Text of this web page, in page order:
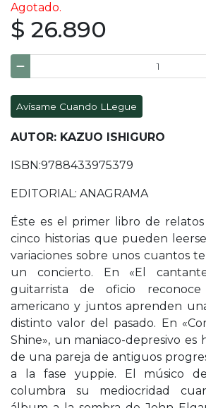
Agotado.
$ 26.890
Avísame Cuando LLegue
AUTOR: KAZUO ISHIGURO
ISBN:9788433975379
EDITORIAL: ANAGRAMA
Éste es el primer libro de
cinco historias que pueden
variaciones sobre unos cuantos
un concierto. En «El
guitarrista de oficio
americano y juntos aprenden
distinto valor del pasado. En
Shine», un maniaco-depresivo es
de una pareja de antiguos
a la fase yuppie. El músico
columbra su mediocridad